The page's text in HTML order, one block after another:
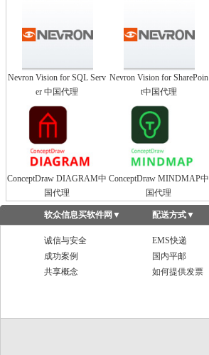
Nevron Vision for SQL Serv
er 中国代理
Nevron Vision for SharePoin
t中国代理
ConceptDraw DIAGRAM中
国代理
ConceptDraw MINDMAP中
国代理
软众信息买软件网 ▼ 配送方式▼
诚信与安全 EMS快递
成功案例
国内平邮
共享概念
如何提供发票